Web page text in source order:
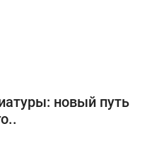
новый путь